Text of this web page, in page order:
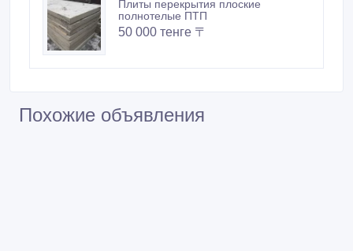
Плиты перекрытия плоские
полнотелые ПТП
50 000 тенге 〒
Похожие объявления